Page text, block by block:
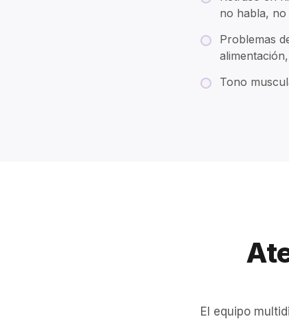
no habla, no
Problemas
Tono
El equipo